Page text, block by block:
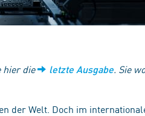
hier die letzte Ausgabe. Sie
der Welt. Doch im